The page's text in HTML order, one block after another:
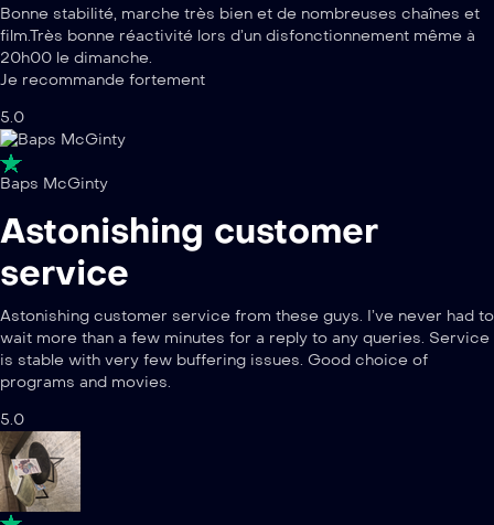
Bonne stabilité, marche très bien et de nombreuses chaînes et
film.Très bonne réactivité lors d’un disfonctionnement même à
20h00 le dimanche.
Je recommande fortement
5.0
Baps McGinty
Astonishing customer
service
Astonishing customer service from these guys. I’ve never had to
wait more than a few minutes for a reply to any queries. Service
is stable with very few buffering issues. Good choice of
programs and movies.
5.0